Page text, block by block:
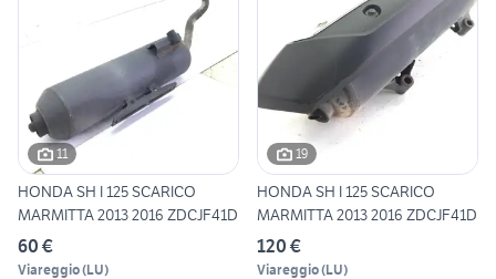
11
HONDA SH I 125 SCARICO
MARMITTA 2013 2016 ZDCJF41D
60 €
Viareggio(LU)
19
HONDA SH I 125 SCARICO
MARMITTA 2013 2016 ZDCJF41D
120 €
Viareggio(LU)